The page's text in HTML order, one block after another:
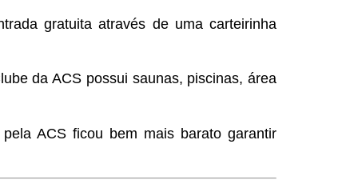
gratuita através de uma carteirinha
da ACS possui saunas, piscinas, área
ACS ficou bem mais barato garantir